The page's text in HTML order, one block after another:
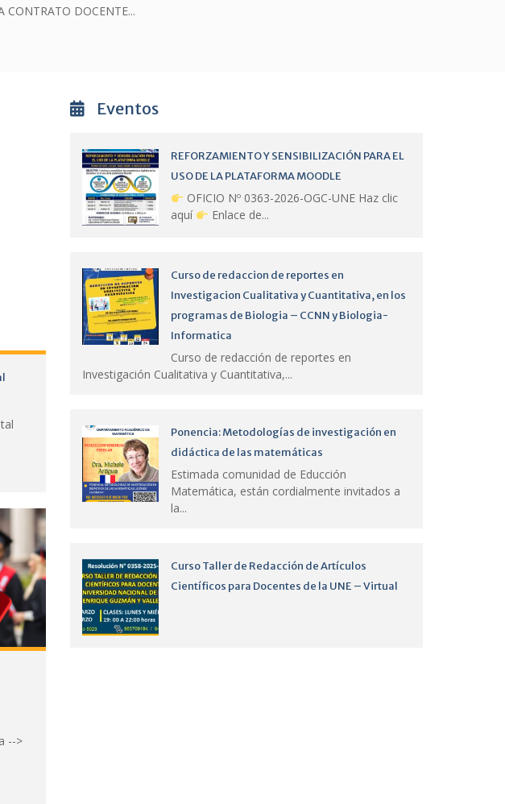
CONTRATO DOCENTE...
-->
Eventos
REFORZAMIENTO Y SENSIBILIZACIÓN PARA EL
USO DE LA PLATAFORMA MOODLE
OFICIO Nº 0363-2026-OGC-UNE Haz clic
aquí
Enlace de...
Curso de redaccion de reportes en
Investigacion Cualitativa y Cuantitativa, en los
programas de Biologia – CCNN y Biologia-
Informatica
Curso de redacción de reportes en
Investigación Cualitativa y Cuantitativa,...
Ponencia: Metodologías de investigación en
didáctica de las matemáticas
Estimada comunidad de Educción
Matemática, están cordialmente invitados a
la...
Curso Taller de Redacción de Artículos
Científicos para Docentes de la UNE – Virtual